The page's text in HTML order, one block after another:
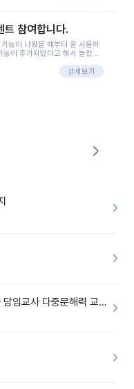
지 남자인지 등그래도 좀 기본
있어그때마다 정보를 입력하는
를 써볼 수 있어서 좋았어요!앞
라면 ㅜㅜㅜㅜ?응대 팁이 정말
이 잘 이해 되지만초임 때는 정
움을 요청했었거든요..ㅠ*일지
트 참여합니다.
능이 나왔을 때부터 잘 사용하
이 추가되었다고 해서 놀랐습
니다 ㅠㅠ이번에 제가 원에서
용을 함께 보시고,저와 비슷한
는 시간을 줄이고 학부모님을
꼬망봇이 추가로 알려준 응대 tip
에, 내용을 숙지하여 좀 더 전문
있었습니다.꼬망세 AI학부모 응
상세보기
[설문조사/기프티콘지급] 만3-5세 유아 담임교사 다중문해력 교육 증진을 위한 설문조사